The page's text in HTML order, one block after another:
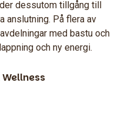
dessutom tillgång till
anslutning. På flera av
med bastu och
och ny energi.